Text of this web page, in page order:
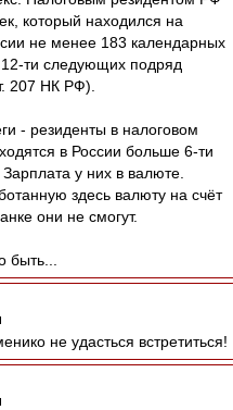
который находился на
не менее 183 календарных
ти следующих подряд
207 НК РФ).
- резиденты в налоговом
в России больше 6-ти
у них в валюте.
здесь валюту на счёт
они не смогут.
быть...
не удасться встретиться!